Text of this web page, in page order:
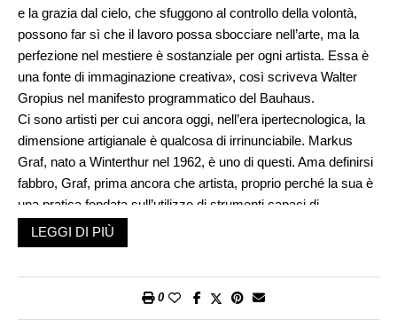
e la grazia dal cielo, che sfuggono al controllo della volontà,
possono far sì che il lavoro possa sbocciare nell’arte, ma la
perfezione nel mestiere è sostanziale per ogni artista. Essa è
una fonte di immaginazione creativa», così scriveva Walter
Gropius nel manifesto programmatico del Bauhaus.
Ci sono artisti per cui ancora oggi, nell’era ipertecnologica, la
dimensione artigianale è qualcosa di irrinunciabile. Markus
Graf, nato a Winterthur nel 1962, è uno di questi. Ama definirsi
fabbro, Graf, prima ancora che artista, proprio perché la sua è
una pratica fondata sull’utilizzo di strumenti capaci di
preservare l’impronta umana. L’incudine e gli utensili che lui
stesso realizza, quelli che l’uomo forgia da centinaia e
mestiere vero e proprio inteso come attività manuale appresa
LEGGI DI PIÙ
0